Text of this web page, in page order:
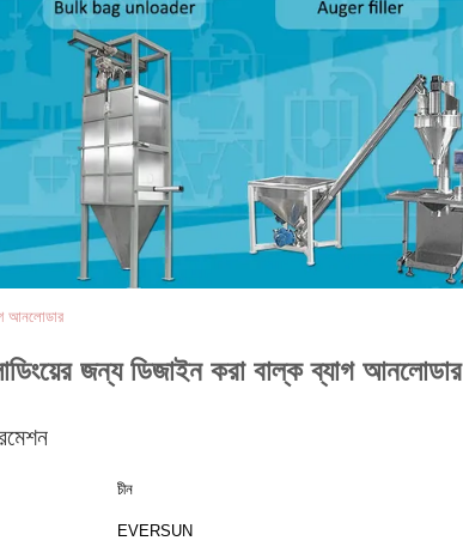
আনলোডার
জন্য ডিজাইন করা বাল্ক ব্যাগ আনলোডার
চীন
EVERSUN